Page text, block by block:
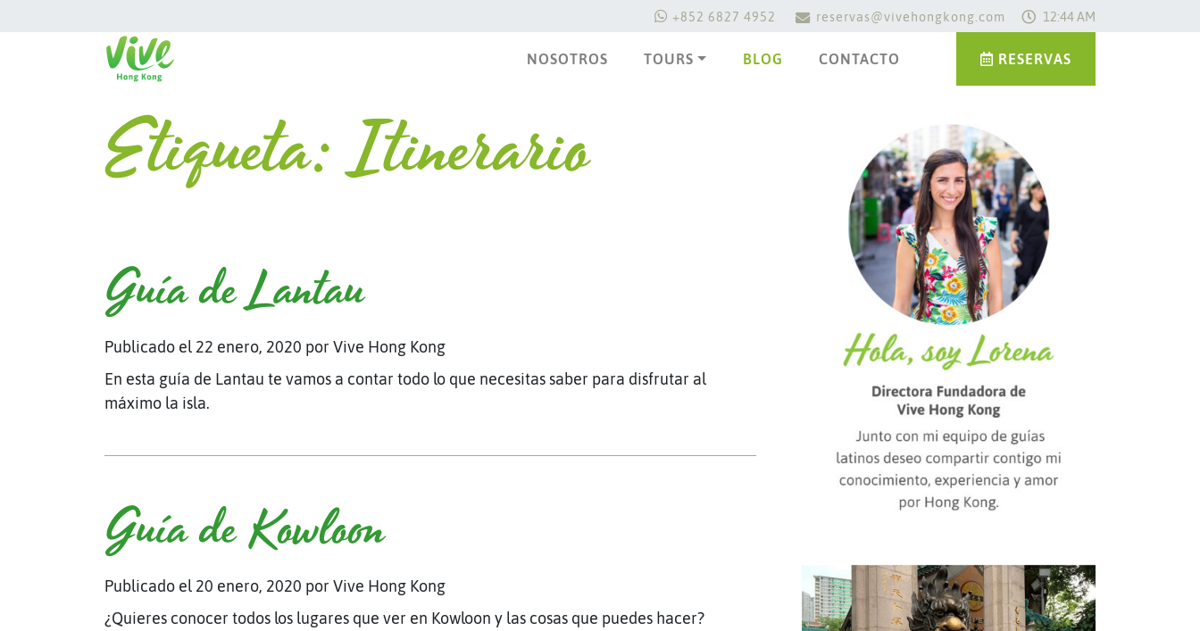
+852 6827 4952 reservas@vivehongkong.com 12:44 AM
NOSOTROS TOURS BLOG CONTACTO RESERVAS
Etiqueta:Itinerario
Guía de Lantau
Publicado el 22 enero, 2020 por Vive Hong Kong
En esta guía de Lantau te vamos a contar todo lo que necesitas saber para disfrutar al
máximo la isla.
Guía de Kowloon
Publicado el 20 enero, 2020 por Vive Hong Kong
¿Quieres conocer todos los lugares que ver en Kowloon y las cosas que puedes hacer?